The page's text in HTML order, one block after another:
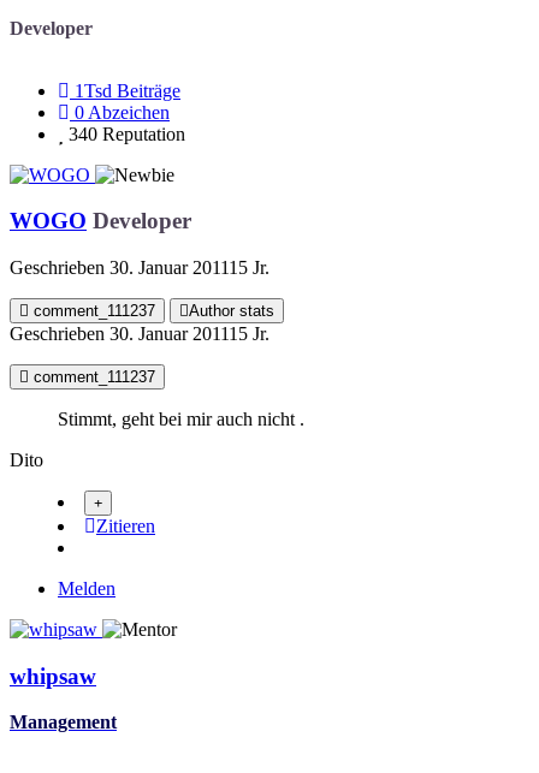
Developer
1Tsd Beiträge
0 Abzeichen
340 Reputation
WOGO Developer
Geschrieben 30. Januar 201115 Jr.
comment_111237 Author stats
Geschrieben 30. Januar 201115 Jr.
comment_111237
Stimmt, geht bei mir auch nicht .
Dito
Zitieren
Melden
whipsaw
Management